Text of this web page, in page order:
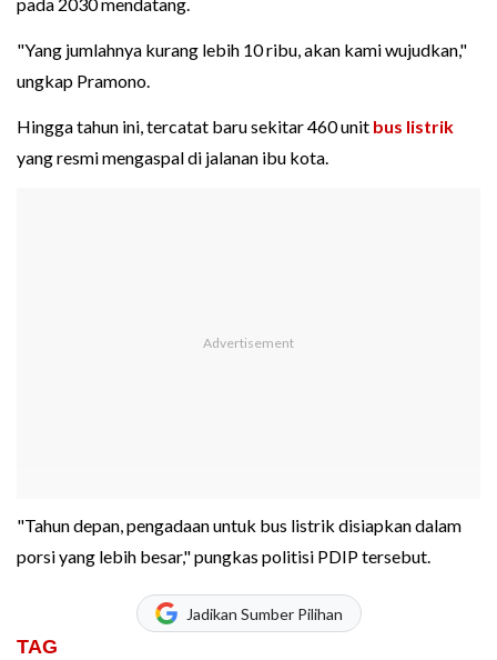
"Yang jumlahnya kurang lebih 10 ribu, akan kami wujudkan,"
ungkap Pramono.
Hingga tahun ini, tercatat baru sekitar 460 unit bus listrik
yang resmi mengaspal di jalanan ibu kota.
"Tahun depan, pengadaan untuk bus listrik disiapkan dalam
porsi yang lebih besar," pungkas politisi PDIP tersebut.
Jadikan Sumber Pilihan
TAG